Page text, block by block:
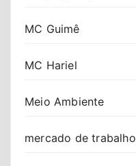
MC Guimê
MC Hariel
Meio Ambiente
mercado de trabalho